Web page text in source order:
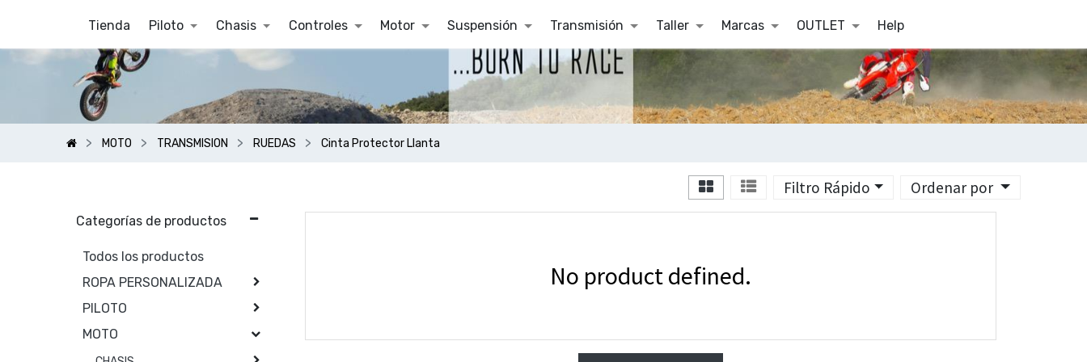
Tienda Piloto Chasis Controles Motor Suspensión Transmisión Taller Marcas OUTLET Help
MOTO TRANSMISION RUEDAS Cinta Protector Llanta
Ordenar por
Filtro Rápido
Categorías de productos
Todos los productos
ROPA PERSONALIZADA
PILOTO
MOTO
No product defined.